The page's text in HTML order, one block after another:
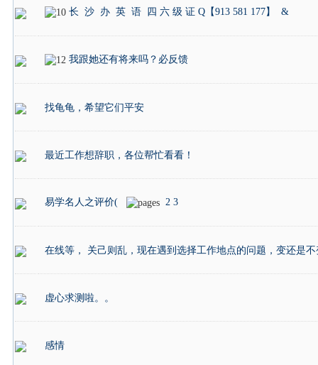
长 沙 办 英 语 四 六 级 证 Q【913 581 177】 &
我跟她还有将来吗？必反馈
找龟龟，希望它们平安
最近工作想辞职，各位帮忙看看！
易学名人之评价( 2 3
在线等， 关己则乱，现在遇到选择工作地点的问题，变还是不
虚心求测啦。。
感情